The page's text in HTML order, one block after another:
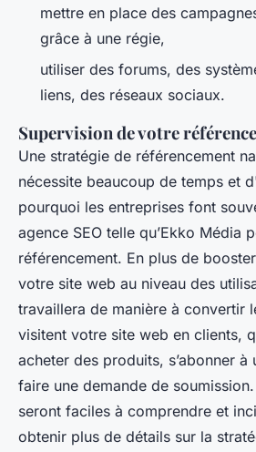
mettre en place des
grâce à une régie,
utiliser des forums, des
liens, des réseaux sociaux.
Supervision de votre
Une stratégie de référencement
nécessite beaucoup de temps et
pourquoi les entreprises font
agence SEO telle qu’Ekko Média
référencement. En plus de
votre site web au niveau des
travaillera de manière à convertir
visitent votre site web en clients,
acheter des produits, s’abonner
faire une demande de
seront faciles à comprendre et
obtenir plus de détails sur la